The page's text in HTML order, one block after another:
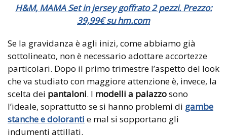
H&M, MAMA Set in jersey goffrato 2 pezzi. Prezzo:
39,99€ su hm.com
Se la gravidanza è agli inizi, come abbiamo già
sottolineato, non è necessario adottare accortezze
particolari. Dopo il primo trimestre l’aspetto del look
che va studiato con maggiore attenzione è, invece, la
scelta dei pantaloni. I modelli a palazzosono
l’ideale, soprattutto se si hanno problemi di gambe
stanche e doloranti e mal si sopportano gli
indumenti attillati.